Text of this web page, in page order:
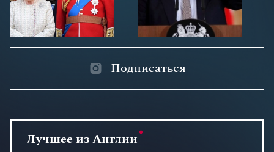
Подписаться
Лучшее из Англии